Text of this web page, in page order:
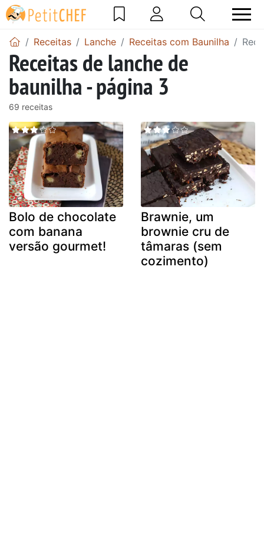
Receitas Lanche Receitas com Baunilha
Receitas de lanche de
baunilha - página 3
69 receitas
Bolo de chocolate
com banana
versão gourmet!
Brawnie, um
brownie cru de
tâmaras (sem
cozimento)